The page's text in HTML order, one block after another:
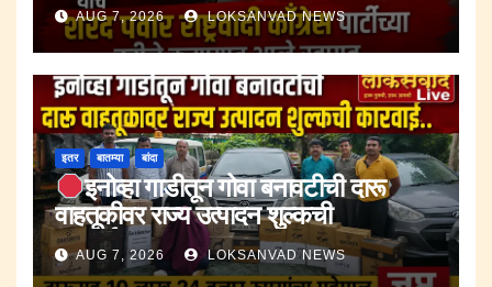
AUG 7, 2026 LOKSANVAD NEWS
इतर बातम्या बांदा
इनोव्हा गाडीतून गोवा बनावटीची दारू
वाहतूकीवर राज्य उत्पादन शुल्कची
कारवाई.;दारूसह १० लाख २४ हजार रुपयांचा
मुद्देमाल जप्त.
AUG 7, 2026 LOKSANVAD NEWS